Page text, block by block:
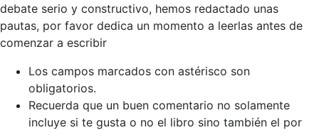
debate serio y constructivo, hemos redactado unas
pautas, por favor dedica un momento a leerlas antes de
comenzar a escribir
Los campos marcados con astérisco son
obligatorios.
Recuerda que un buen comentario no solamente
incluye si te gusta o no el libro sino también el por